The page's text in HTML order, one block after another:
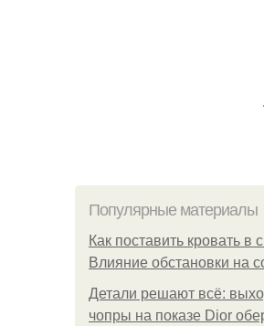
Популярные материалы
Как поставить кровать в
Влияние обстановки на
Детали решают всё:
чопры на показе Dior